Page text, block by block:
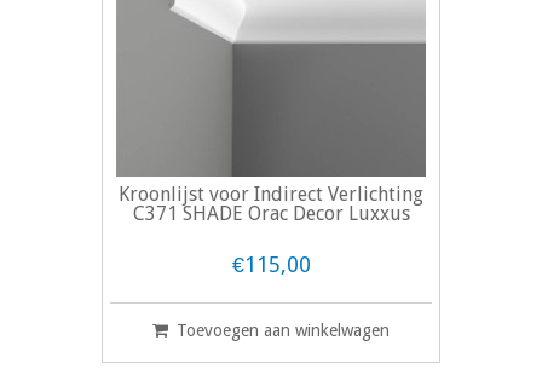
Kroonlijst voor Indirect Verlichting
C371 SHADE Orac Decor Luxxus
€115,00
Toevoegen aan winkelwagen